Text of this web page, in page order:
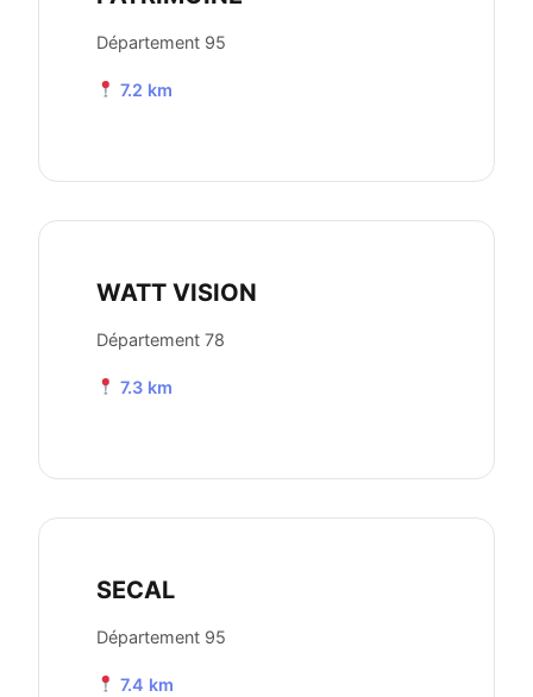
Département 95
7.2 km
WATT VISION
Département 78
7.3 km
SECAL
Département 95
7.4 km